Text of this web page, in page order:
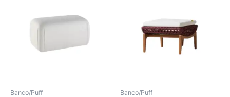
Banco/Puff Banco/Puff